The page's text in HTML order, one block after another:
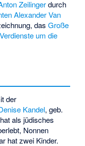
Zeilingerdurch
Alexander Van
dasGroße
um die
der
Kandel, geb.
als jüdisches
Nonnen
hat zwei Kinder.